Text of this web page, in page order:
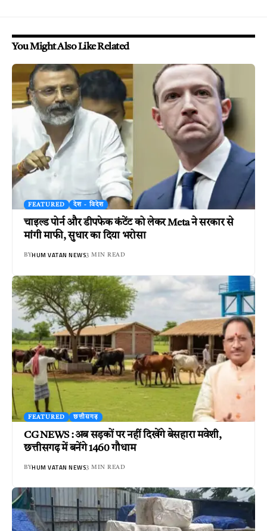
You Might Also Like Related
FEATURED देश - विदेश
चाइल्ड पोर्न और डीपफेक कंटेंट को लेकर Meta ने सरकार से
मांगी माफी, सुधार का दिया भरोसा
BYHUM VATAN NEWS3 MIN READ
FEATURED छत्तीसगढ़
CG NEWS : अब सड़कों पर नहीं दिखेंगे बेसहारा मवेशी,
छत्तीसगढ़ में बनेंगे 1460 गौधाम
BYHUM VATAN NEWS3 MIN READ